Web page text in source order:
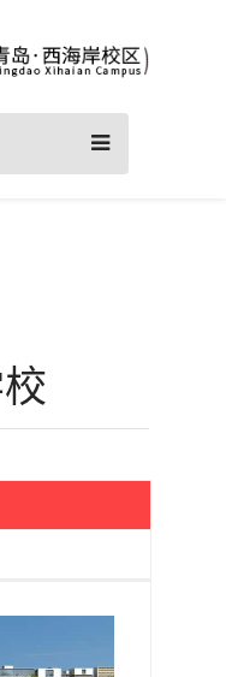
！
of the children